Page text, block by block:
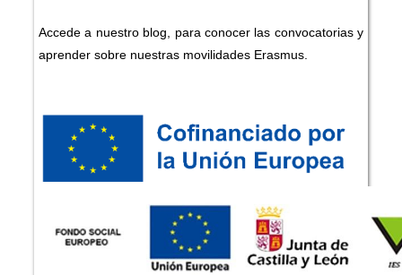
Accede a nuestro blog, para conocer las convocatorias y
aprender sobre nuestras movilidades Erasmus.